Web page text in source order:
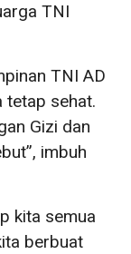
TNI
TNI AD
tetap sehat.
Gizi dan
imbuh
kita semua
berbuat